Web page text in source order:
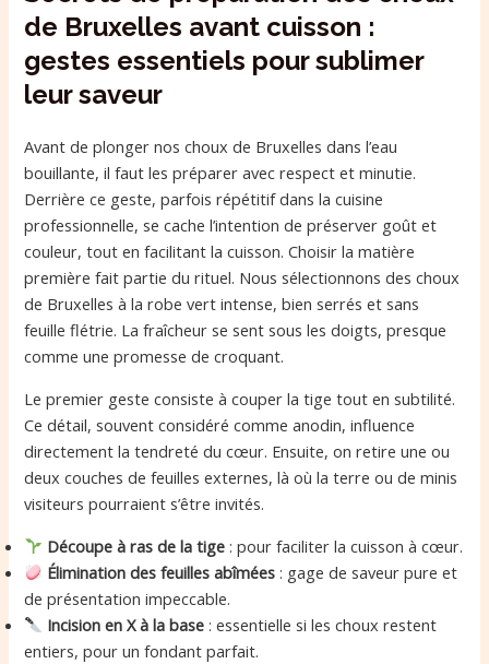
de Bruxelles avant cuisson :
gestes essentiels pour sublimer
leur saveur
Avant de plonger nos choux de Bruxelles dans l’eau
bouillante, il faut les préparer avec respect et minutie.
Derrière ce geste, parfois répétitif dans la cuisine
professionnelle, se cache l’intention de préserver goût et
couleur, tout en facilitant la cuisson. Choisir la matière
première fait partie du rituel. Nous sélectionnons des choux
de Bruxelles à la robe vert intense, bien serrés et sans
feuille flétrie. La fraîcheur se sent sous les doigts, presque
comme une promesse de croquant.
Le premier geste consiste à couper la tige tout en subtilité.
Ce détail, souvent considéré comme anodin, influence
directement la tendreté du cœur. Ensuite, on retire une ou
deux couches de feuilles externes, là où la terre ou de minis
visiteurs pourraient s’être invités.
Découpe à ras de la tige : pour faciliter la cuisson à cœur.
Élimination des feuilles abîmées : gage de saveur pure et
de présentation impeccable.
Incision en X à la base : essentielle si les choux restent
entiers, pour un fondant parfait.